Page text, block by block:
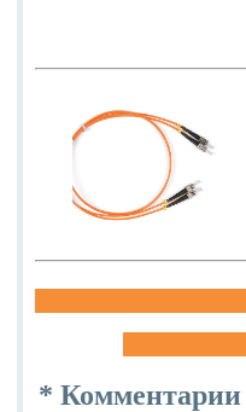
* Комментарии